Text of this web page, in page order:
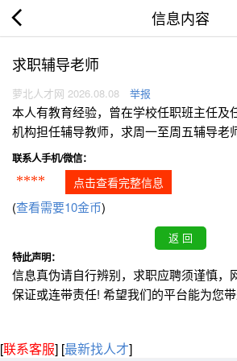
信息内容
求职辅导老师
萝北人才网 2026.08.08 举报
本人有教育经验，曾在学校任职班主任及
机构担任辅导教师，求周一至周五辅导老
联系人手机/微信：
**** 点击查看完整信息
(查看需要10金币)
特此声明：
信息真伪请自行辨别，求职应聘须谨慎，
保证或连带责任! 希望我们的平台能为您带
[联系客服] [最新找人才]